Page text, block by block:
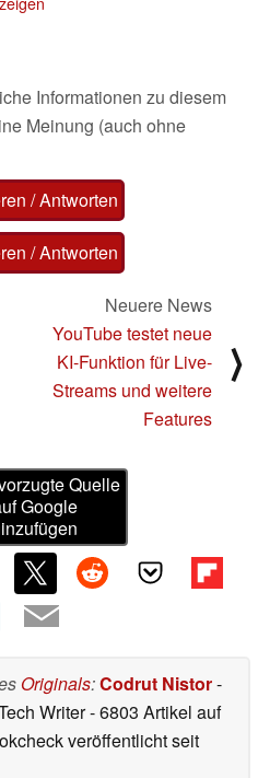
Informationen zu diesem
Meinung (auch ohne
/ Antworten
/ Antworten
Neuere News
YouTube testet neue
KI-Funktion für Live-
Streams und weitere
Features
⟩
Quelle
Google
Originals:Codrut Nistor-
Writer- 6803 Artikel auf
veröffentlichtseit